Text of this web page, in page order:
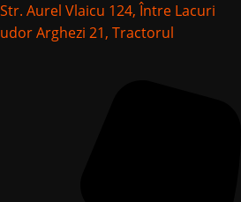
Str. Aurel Vlaicu 124, Între Lacuri
Arghezi 21, Tractorul